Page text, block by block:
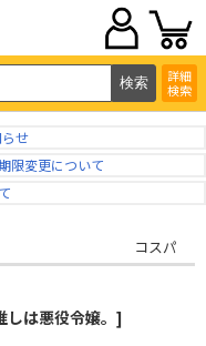
詳細
検索
せ
限変更について
コスパ
しは悪役令嬢。]